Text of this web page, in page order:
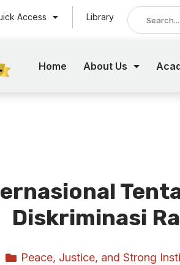
Access Library
Home About Us
Diskriminasi
Peace, Justice, and Strong